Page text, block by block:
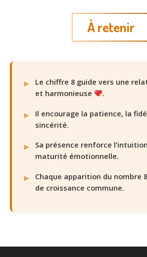
À retenir
Le chiffre 8 guide vers une
et harmonieuse
.
Il encourage la patience, la
sincérité.
Sa présence renforce
maturité émotionnelle.
Chaque apparition du nombre
de croissance commune.